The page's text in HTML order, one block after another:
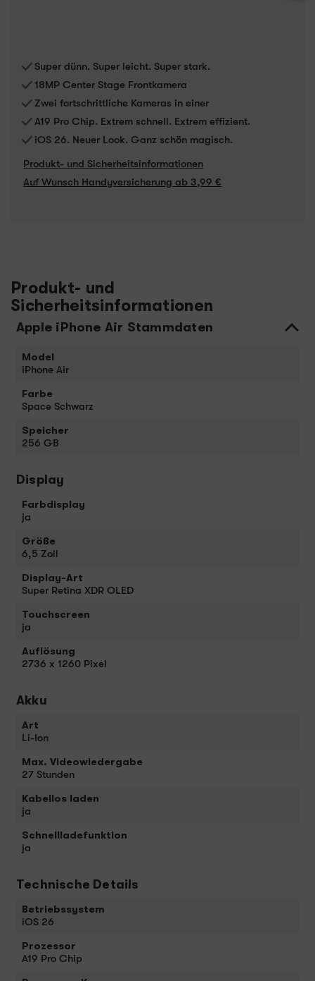
Super dünn. Super leicht. Super stark.
18MP Center Stage Frontkamera
Zwei fortschrittliche Kameras in einer
A19 Pro Chip. Extrem schnell. Extrem effizient.
iOS 26. Neuer Look. Ganz schön magisch.
Produkt- und Sicherheitsinformationen
Auf Wunsch Handyversicherung ab 3,99 €
Produkt- und
Sicherheitsinformationen
Apple iPhone Air Stammdaten
Model
iPhone Air
Farbe
Space Schwarz
Speicher
256 GB
Display
Farbdisplay
ja
Größe
6,5 Zoll
Display-Art
Super Retina XDR OLED
Touchscreen
ja
Auflösung
2736 x 1260 Pixel
Akku
Art
Li-Ion
Max. Videowiedergabe
27 Stunden
Kabellos laden
ja
Schnellladefunktion
ja
Technische Details
Betriebssystem
iOS 26
Prozessor
A19 Pro Chip